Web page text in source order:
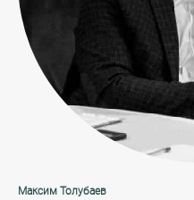
Максим Толубаев